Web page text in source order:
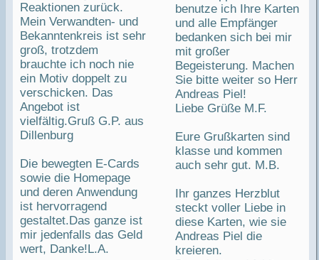
Reaktionen zurück.
Mein Verwandten- und
Bekanntenkreis ist sehr
groß, trotzdem
brauchte ich noch nie
ein Motiv doppelt zu
verschicken. Das
Angebot ist
vielfältig.Gruß G.P. aus
Dillenburg
Die bewegten E-Cards
sowie die Homepage
und deren Anwendung
ist hervorragend
gestaltet.Das ganze ist
mir jedenfalls das Geld
wert, Danke!L.A.
benutze ich Ihre Karten
und alle Empfänger
bedanken sich bei mir
mit großer
Begeisterung. Machen
Sie bitte weiter so Herr
Andreas Piel!
Liebe Grüße M.F.
Eure Grußkarten sind
klasse und kommen
auch sehr gut. M.B.
Ihr ganzes Herzblut
steckt voller Liebe in
diese Karten, wie sie
Andreas Piel die
kreieren.